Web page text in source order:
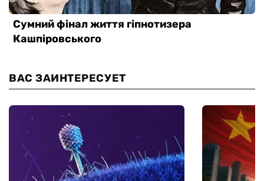
ВАС ЗАИНТЕРЕСУЕТ